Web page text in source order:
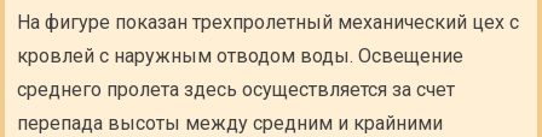
На фигуре показан трехпролетный механический цех с
кровлей с наружным отводом воды. Освещение
среднего пролета здесь осуществляется за счет
перепада высоты между средним и крайними